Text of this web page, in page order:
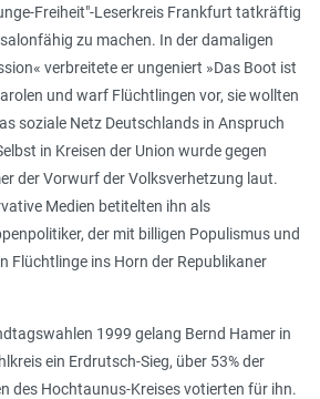
Freiheit"-Leserkreis Frankfurt tatkräftig
zu machen. In der damaligen
verbreitete er ungeniert »Das Boot ist
und warf Flüchtlingen vor, sie wollten
soziale Netz Deutschlands in Anspruch
in Kreisen der Union wurde gegen
der Vorwurf der Volksverhetzung laut.
Medien betitelten ihn als
der mit billigen Populismus und
Flüchtlinge ins Horn der Republikaner
1999 gelang Bernd Hamer in
ein Erdrutsch-Sieg, über 53% der
des Hochtaunus-Kreises votierten für ihn.